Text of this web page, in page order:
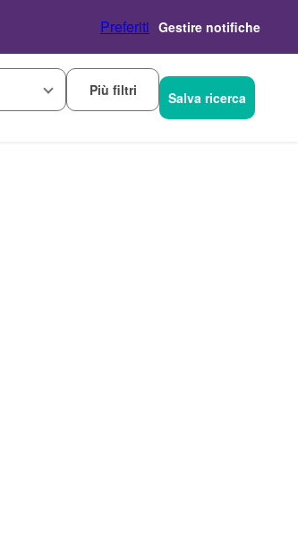
Preferiti Gestire notifiche
Più filtri Salva ricerca